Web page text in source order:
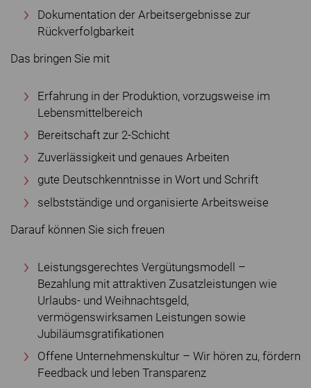
Dokumentation der Arbeitsergebnisse zur
Rückverfolgbarkeit
Das bringen Sie mit
Erfahrung in der Produktion, vorzugsweise im
Lebensmittelbereich
Bereitschaft zur 2-Schicht
Zuverlässigkeit und genaues Arbeiten
gute Deutschkenntnisse in Wort und Schrift
selbstständige und organisierte Arbeitsweise
Darauf können Sie sich freuen
Leistungsgerechtes Vergütungsmodell –
Bezahlung mit attraktiven Zusatzleistungen wie
Urlaubs- und Weihnachtsgeld,
vermögenswirksamen Leistungen sowie
Jubiläumsgratifikationen
Offene Unternehmenskultur – Wir hören zu, fördern
Feedback und leben Transparenz